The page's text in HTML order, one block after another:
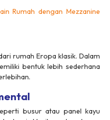
Rumah dengan Mezzanine
rumah Eropa klasik. Dalam
bentuk lebih sederhana
busur atau panel kayu